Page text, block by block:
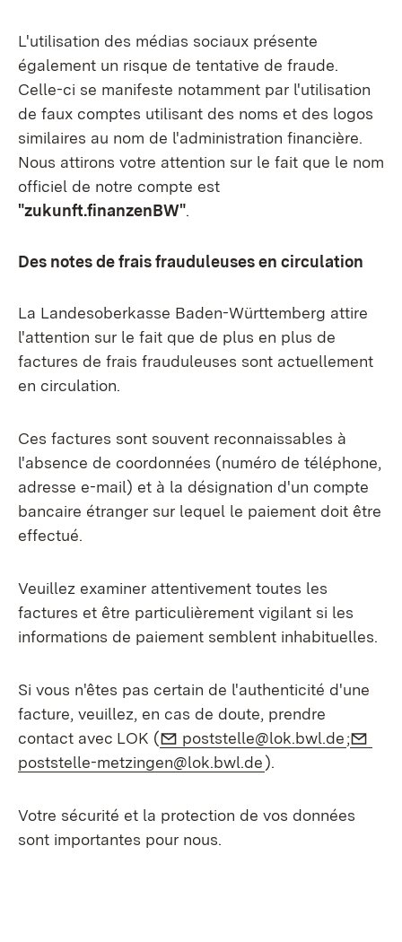
L'utilisation des médias sociaux présente
également un risque de tentative de fraude.
Celle-ci se manifeste notamment par l'utilisation
de faux comptes utilisant des noms et des logos
similaires au nom de l'administration financière.
Nous attirons votre attention sur le fait que le nom
officiel de notre compte est
"zukunft.finanzenBW".
Des notes de frais frauduleuses en circulation
La Landesoberkasse Baden-Württemberg attire
l'attention sur le fait que de plus en plus de
factures de frais frauduleuses sont actuellement
en circulation.
Ces factures sont souvent reconnaissables à
l'absence de coordonnées (numéro de téléphone,
adresse e-mail) et à la désignation d'un compte
bancaire étranger sur lequel le paiement doit être
effectué.
Veuillez examiner attentivement toutes les
factures et être particulièrement vigilant si les
informations de paiement semblent inhabituelles.
Si vous n'êtes pas certain de l'authenticité d'une
facture, veuillez, en cas de doute, prendre
contact avec LOK (
E-Mail:
poststelle@lok.bwl.de;
poststelle-metzingen@lok.bwl.de(S’ouvre dans un
).
Votre sécurité et la protection de vos données
sont importantes pour nous.